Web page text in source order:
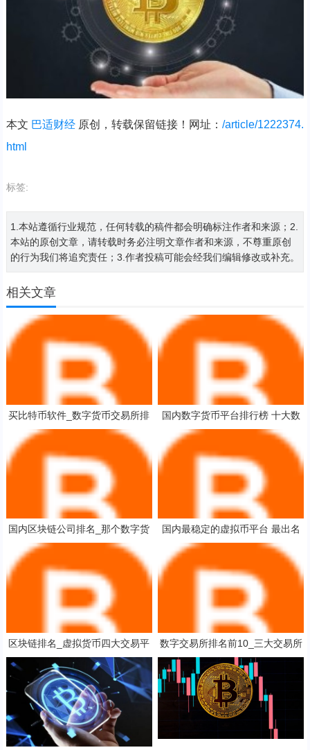
本文 巴适财经原创，转载保留链接！网址： /article/1222374.
html
标签:
1.本站遵循行业规范，任何转载的稿件都会明确标注作者和来源；2.
本站的原创文章，请转载时务必注明文章作者和来源，不尊重原创
的行为我们将追究责任；3.作者投稿可能会经我们编辑修改或补充。
相关文章
买比特币软件_数字货币交易所排
行榜
国内数字货币平台排行榜 十大数
字货币交易软件
国内区块链公司排名_那个数字货
币交易平台可以模拟交易
国内最稳定的虚拟币平台 最出名
的十大数字货币平台排名
区块链排名_虚拟货币四大交易平
台 最新
数字交易所排名前10_三大交易所
app_买币去什么平台